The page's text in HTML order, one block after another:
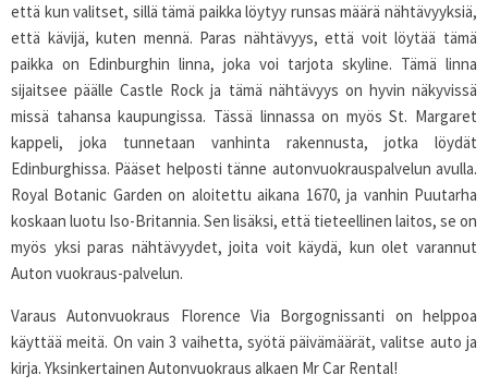
että kun valitset, sillä tämä paikka löytyy runsas määrä nähtävyyksiä,
että kävijä, kuten mennä. Paras nähtävyys, että voit löytää tämä
paikka on Edinburghin linna, joka voi tarjota skyline. Tämä linna
sijaitsee päälle Castle Rock ja tämä nähtävyys on hyvin näkyvissä
missä tahansa kaupungissa. Tässä linnassa on myös St. Margaret
kappeli, joka tunnetaan vanhinta rakennusta, jotka löydät
Edinburghissa. Pääset helposti tänne autonvuokrauspalvelun avulla.
Royal Botanic Garden on aloitettu aikana 1670, ja vanhin Puutarha
koskaan luotu Iso-Britannia. Sen lisäksi, että tieteellinen laitos, se on
myös yksi paras nähtävyydet, joita voit käydä, kun olet varannut
Auton vuokraus-palvelun.
Varaus Autonvuokraus Florence Via Borgognissanti on helppoa
käyttää meitä. On vain 3 vaihetta, syötä päivämäärät, valitse auto ja
kirja. Yksinkertainen Autonvuokraus alkaen Mr Car Rental!